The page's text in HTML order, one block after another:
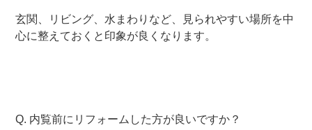
玄関、リビング、水まわりなど、見られやすい場所を中
心に整えておくと印象が良くなります。
Q. 内覧前にリフォームした方が良いですか？